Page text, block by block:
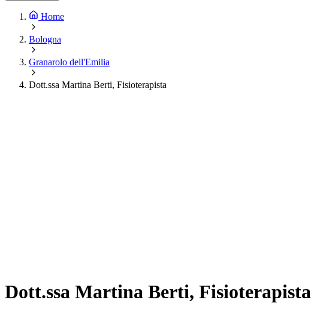
Home
Bologna
Granarolo dell'Emilia
Dott.ssa Martina Berti, Fisioterapista
Dott.ssa Martina Berti, Fisioterapista